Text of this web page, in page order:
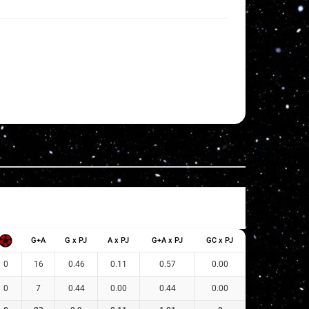
G+A G x PJ A x PJ G+A x PJ GC x PJ
0 16 0.46 0.11 0.57 0.00
0 7 0.44 0.00 0.44 0.00